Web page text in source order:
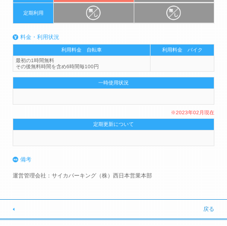
定期利用
料金・利用状況
利用料金 自転車
利用料金 バイク
最初の1時間無料
その後無料時間を含め6時間毎100円
一時使用状況
※2023年02月現在
定期更新について
備考
運営管理会社：サイカパーキング（株）西日本営業本部
戻る